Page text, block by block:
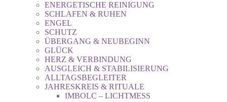
ENERGETISCHE REINIGUNG
SCHLAFEN & RUHEN
ENGEL
SCHUTZ
ÜBERGANG & NEUBEGINN
GLÜCK
HERZ & VERBINDUNG
AUSGLEICH & STABILISIERUNG
ALLTAGSBEGLEITER
JAHRESKREIS & RITUALE
IMBOLC – LICHTMESS